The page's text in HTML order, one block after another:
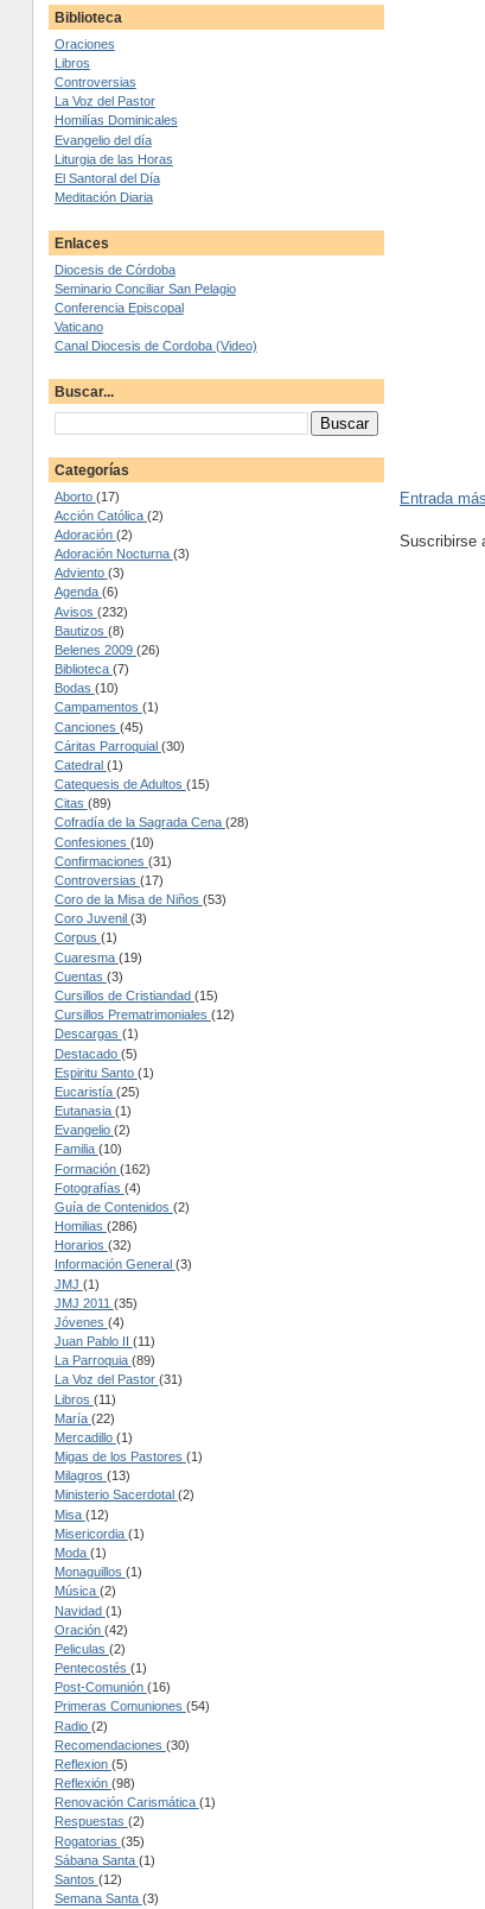
Biblioteca
Oraciones
Libros
Controversias
La Voz del Pastor
Homilías Dominicales
Evangelio del día
Liturgia de las Horas
El Santoral del Día
Meditación Diaria
Enlaces
Diocesis de Córdoba
Seminario Conciliar San Pelagio
Conferencia Episcopal
Vaticano
Canal Diocesis de Cordoba (Video)
Buscar...
Categorías
Aborto (17)
Acción Católica (2)
Adoración (2)
Adoración Nocturna (3)
Adviento (3)
Agenda (6)
Avisos (232)
Bautizos (8)
Belenes 2009 (26)
Biblioteca (7)
Bodas (10)
Campamentos (1)
Canciones (45)
Cáritas Parroquial (30)
Catedral (1)
Catequesis de Adultos (15)
Citas (89)
Cofradía de la Sagrada Cena (28)
Confesiones (10)
Confirmaciones (31)
Controversias (17)
Coro de la Misa de Niños (53)
Coro Juvenil (3)
Corpus (1)
Cuaresma (19)
Cuentas (3)
Cursillos de Cristiandad (15)
Cursillos Prematrimoniales (12)
Descargas (1)
Destacado (5)
Espiritu Santo (1)
Eucaristía (25)
Eutanasia (1)
Evangelio (2)
Familia (10)
Formación (162)
Fotografías (4)
Guía de Contenidos (2)
Homilias (286)
Horarios (32)
Información General (3)
JMJ (1)
JMJ 2011 (35)
Jóvenes (4)
Juan Pablo II (11)
La Parroquia (89)
La Voz del Pastor (31)
Libros (11)
María (22)
Mercadillo (1)
Migas de los Pastores (1)
Milagros (13)
Ministerio Sacerdotal (2)
Misa (12)
Misericordia (1)
Moda (1)
Monaguillos (1)
Música (2)
Navidad (1)
Oración (42)
Peliculas (2)
Pentecostés (1)
Post-Comunión (16)
Primeras Comuniones (54)
Radio (2)
Recomendaciones (30)
Reflexion (5)
Reflexión (98)
Renovación Carismática (1)
Respuestas (2)
Rogatorias (35)
Sábana Santa (1)
Santos (12)
Semana Santa (3)
Entrada
Suscribirse